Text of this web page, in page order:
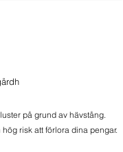
på grund av hävstång.
risk att förlora dina pengar.